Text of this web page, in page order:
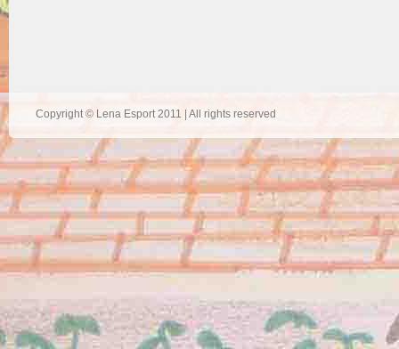
Copyright © Lena Esport 2011 | All rights reserved